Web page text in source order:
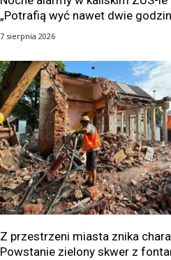
„Potrafią wyć nawet dwie
7 sierpnia 2026
Z przestrzeni miasta znika
Powstanie zielony skwer z